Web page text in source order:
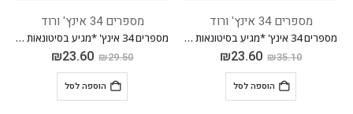
מספרים 34 אינץ' *מגיע בסיטונאות חבילה של 5 יח'*
₪23.60
הוספה לסל
מספרים 34 אינץ' *מגיע בסיטונאות חבילה של 5 יח'*
₪23.60
הוספה לסל